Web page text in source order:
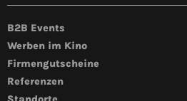
B2B Events
Werben im Kino
Firmengutscheine
Referenzen